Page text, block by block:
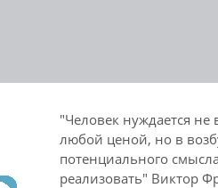
"Человек нуждается не
любой ценой, но в
потенциального
реализовать" Виктор